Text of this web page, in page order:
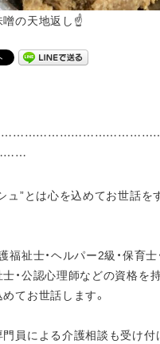
噌の天地返し☝️
ュ”とは心を込めてお世話を
福祉士・ヘルパー2級・保育士
・公認心理師などの資格を
てお世話します。
員による介護相談も受け付